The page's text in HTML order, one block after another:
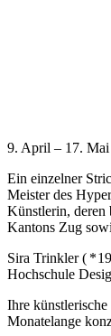
9. April – 17.
Ein einzelner
Meister des
Künstlerin, deren
Kantons Zug
Sira Trinkler ( *
Hochschule
Ihre
Monatelange